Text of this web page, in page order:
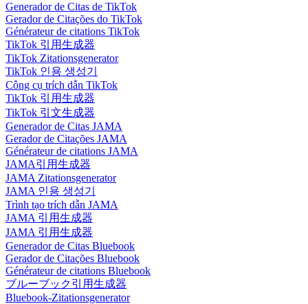
Generador de Citas de TikTok
Gerador de Citações do TikTok
Générateur de citations TikTok
TikTok 引用生成器
TikTok Zitationsgenerator
TikTok 인용 생성기
Công cụ trích dẫn TikTok
TikTok 引用生成器
TikTok 引文生成器
Generador de Citas JAMA
Gerador de Citações JAMA
Générateur de citations JAMA
JAMA引用生成器
JAMA Zitationsgenerator
JAMA 인용 생성기
Trình tạo trích dẫn JAMA
JAMA 引用生成器
JAMA 引用生成器
Generador de Citas Bluebook
Gerador de Citações Bluebook
Générateur de citations Bluebook
ブルーブック引用生成器
Bluebook-Zitationsgenerator